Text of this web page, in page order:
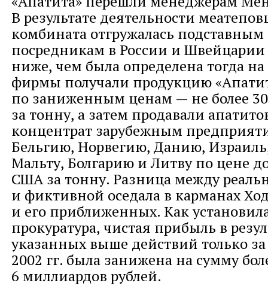
В результате деятельности
комбината отгружалась
посредникам в России и Швейцарии
ниже, чем была определена тогда
фирмы получали продукцию
по заниженным ценам — не более
за тонну, а затем продавали
концентрат зарубежным
Бельгию, Норвегию, Данию,
Мальту, Болгарию и Литву по цене
США за тонну. Разница между
и фиктивной оседала в карманах
и его приближенных. Как
прокуратура, чистая прибыль в
указанных выше действий только
2002 гг. была занижена на сумму
6 миллиардов рублей.